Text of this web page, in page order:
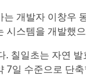
개발자 이창우
시스템을 개발했
. 칠일초는 자연
7일 수준으로 단